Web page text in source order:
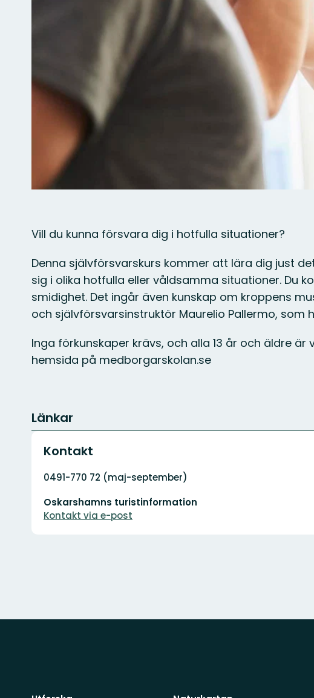
Vill du kunna försvara dig i hotfulla situationer?
Denna självförsvarskurs kommer att lära dig just
sig i olika hotfulla eller våldsamma situationer. Du
smidighet. Det ingår även kunskap om kroppens
och självförsvarsinstruktör Maurelio Pallermo, som
Inga förkunskaper krävs, och alla 13 år och äldre
hemsida på medborgarskolan.se
Länkar
Kontakt
Adress
0491-770 72 (maj-september)
postadress
Oskarshamns turistinformation
Kontakt via e-post